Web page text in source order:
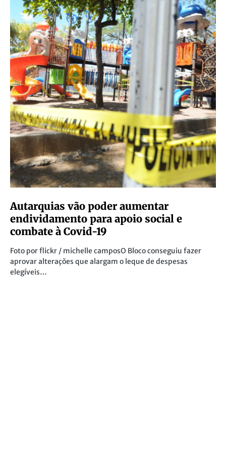
Autarquias vão poder aumentar
endividamento para apoio social e
combate à Covid-19
Foto por flickr / michelle camposO Bloco conseguiu fazer
aprovar alterações que alargam o leque de despesas
elegíveis…